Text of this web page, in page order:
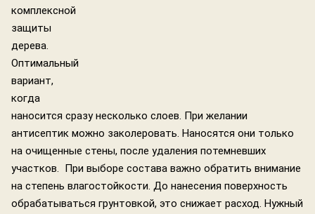
комплексной
защиты
дерева.
Оптимальный
вариант,
когда
наносится сразу несколько слоев. При желании
антисептик можно заколеровать. Наносятся они только
на очищенные стены, после удаления потемневших
участков. При выборе состава важно обратить внимание
на степень влагостойкости. До нанесения поверхность
обрабатываться грунтовкой, это снижает расход. Нужный